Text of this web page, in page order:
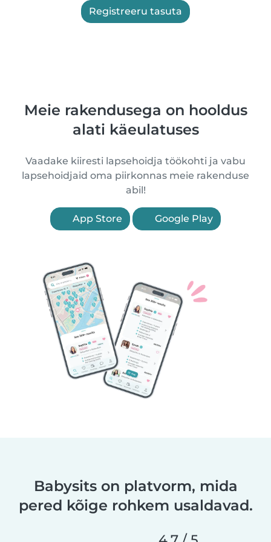
Registreeru tasuta
Meie rakendusega on hooldus
alati käeulatuses
Vaadake kiiresti lapsehoidja töökohti ja vabu
lapsehoidjaid oma piirkonnas meie rakenduse
abil!
App Store Google Play
Babysits on platvorm, mida
pered kõige rohkem usaldavad.